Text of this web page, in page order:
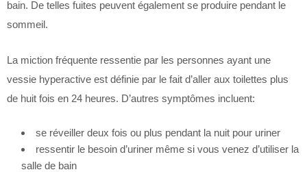
bain. De telles fuites peuvent également se produire pendant le
sommeil.
La miction fréquente ressentie par les personnes ayant une
vessie hyperactive est définie par le fait d’aller aux toilettes plus
de huit fois en 24 heures. D’autres symptômes incluent:
se réveiller deux fois ou plus pendant la nuit pour uriner
ressentir le besoin d’uriner même si vous venez d’utiliser la
salle de bain